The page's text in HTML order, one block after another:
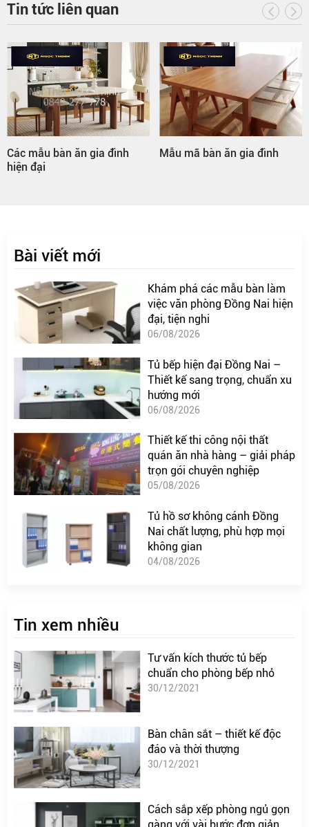
Tin tức liên quan
Các mẫu bàn ăn gia đình
hiện đại
Mẫu mã bàn ăn gia đình
Bài viết mới
Khám phá các mẫu bàn làm
việc văn phòng Đồng Nai hiện
đại, tiện nghi
06/08/2026
Tủ bếp hiện đại Đồng Nai –
Thiết kế sang trọng, chuẩn xu
hướng mới
06/08/2026
Thiết kế thi công nội thất
quán ăn nhà hàng – giải pháp
trọn gói chuyên nghiệp
05/08/2026
Tủ hồ sơ không cánh Đồng
Nai chất lượng, phù hợp mọi
không gian
04/08/2026
Tin xem nhiều
Tư vấn kích thước tủ bếp
chuẩn cho phòng bếp nhỏ
30/12/2021
Bàn chân sắt – thiết kế độc
đáo và thời thượng
30/12/2021
Cách sắp xếp phòng ngủ gọn